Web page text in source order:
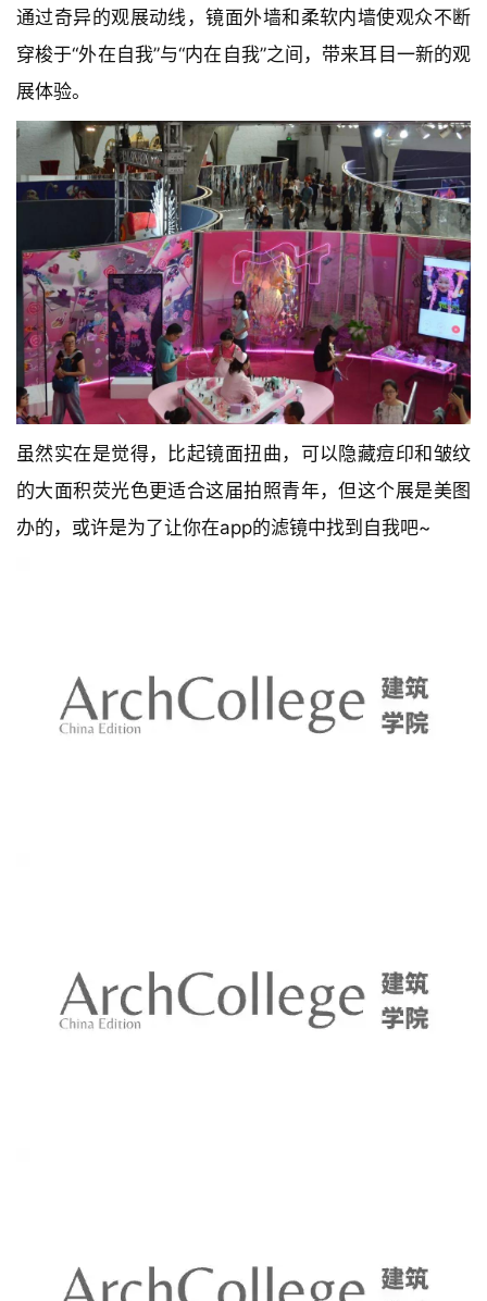
通过奇异的观展动线，镜面外墙和柔软内墙使观众不断
穿梭于“外在自我”与“内在自我”之间，带来耳目一新的观
展体验。
虽然实在是觉得，比起镜面扭曲，可以隐藏痘印和皱纹
的大面积荧光色更适合这届拍照青年，但这个展是美图
办的，或许是为了让你在app的滤镜中找到自我吧~